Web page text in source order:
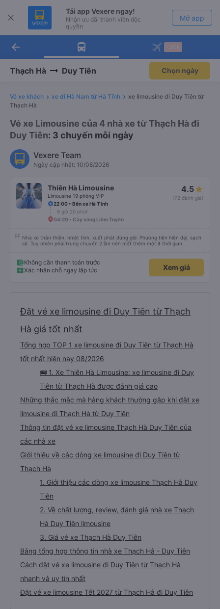
Tải app Vexere ngay!
Nhận ưu đãi thành viên độc
quyền
Mở app
Tải app Vexere
-30k/ghế khi đặt vé máy bay qua
Mở app
arrow_back
Thạch Hà Duy Tiên Chọn ngày
Vé xe khách xe đi Hà Nam từ Hà Tĩnh
xe limousine đi Duy Tiên từ
Thạch Hà
Vé xe Limousine của 4 nhà xe từ Thạch Hà đi
Duy Tiên: 3 chuyến mỗi ngày
Vexere Team
Ngày cập nhật: 10/08/2026
Thiên Hà Limousine
Limousine 19 phòng VIP
4.5
(72 đánh giá)
22:00 • Bến xe Hà Tĩnh
6 giờ 20 phút
04:20 • Cây xăng Liêm Tuyền
Nhà xe thân thiện, nhiệt tình, xuất phát đúng giờ. Phương tiện hiện đại, sạch
sẽ. Tuy nhiên phải trung chuyển 2 lần nên mất thêm một ít thời gian.
Không cần thanh toán trước
Xác nhận chỗ ngay lập tức
Xem giá
Đặt vé xe limousine đi Duy Tiên từ Thạch
Hà giá tốt nhất
Tổng hợp TOP 1 xe limousine đi Duy Tiên từ Thạch Hà
tốt nhất hiện nay 08/2026
🚌 1. Xe Thiên Hà Limousine: xe limousine đi Duy
Tiên từ Thạch Hà được đánh giá cao
Những thắc mắc mà hàng khách thường gặp khi đặt xe
limousine đi Thạch Hà từ Duy Tiên
Thông tin đặt vé xe limousine Thạch Hà Duy Tiên của
các nhà xe
Giới thiệu về các dòng xe limousine đi Duy Tiên từ
Thạch Hà
1. Giới thiệu các dòng xe limousine Thạch Hà Duy
Tiên
2. Về chất lượng, review, đánh giá nhà xe Thạch
Hà Duy Tiên limousine
3. Giá vé xe Thạch Hà Duy Tiên
Bảng tổng hợp thông tin nhà xe Thạch Hà - Duy Tiên
Cách đặt vé xe limousine đi Duy Tiên từ Thạch Hà
nhanh và uy tín nhất
Đặt vé xe limousine Tết 2027 từ Thạch Hà đi Duy Tiên